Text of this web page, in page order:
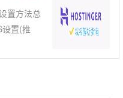
置方法总
置(推